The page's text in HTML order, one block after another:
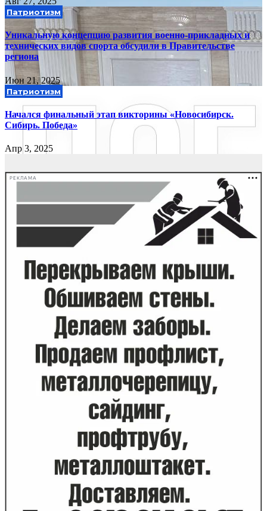
Патриотизм
Уникальную концепцию развития военно-прикладных и
технических видов спорта обсудили в Правительстве
региона
Июн 21, 2025
Патриотизм
Начался финальный этап викторины «Новосибирск.
Сибирь. Победа»
Апр 3, 2025
РЕКЛАМА